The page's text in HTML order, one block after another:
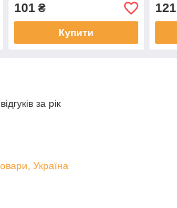
101₴
Купити
121
за рік
Україна